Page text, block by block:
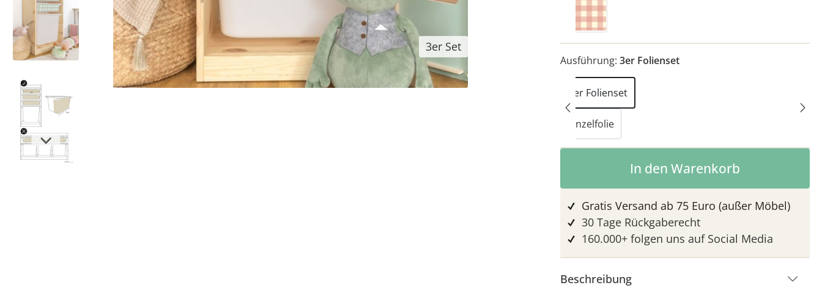
3er Set
Vichy Karo Rosa
Ausführung: 3er Folienset
3er Folienset
Einzelfolie
Produkt Anzahl: Gib den
In den Warenkorb
Gratis Versand ab 75 Euro (außer Möbel)
30 Tage Rückgaberecht
160.000+ folgen uns auf Social Media
Beschreibung